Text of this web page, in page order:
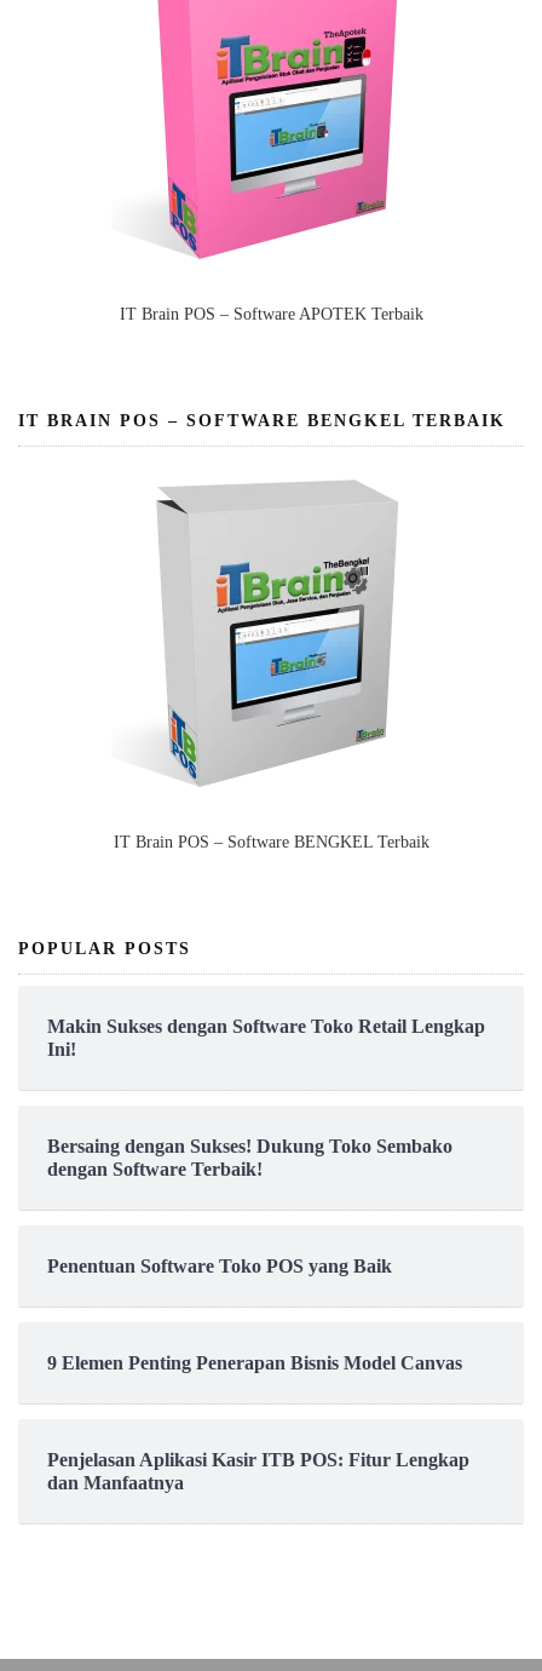
IT Brain POS – Software APOTEK Terbaik
IT BRAIN POS – SOFTWARE BENGKEL TERBAIK
IT Brain POS – Software BENGKEL Terbaik
POPULAR POSTS
Makin Sukses dengan Software Toko Retail Lengkap
Ini!
Bersaing dengan Sukses! Dukung Toko Sembako
dengan Software Terbaik!
Penentuan Software Toko POS yang Baik
9 Elemen Penting Penerapan Bisnis Model Canvas
Penjelasan Aplikasi Kasir ITB POS: Fitur Lengkap
dan Manfaatnya